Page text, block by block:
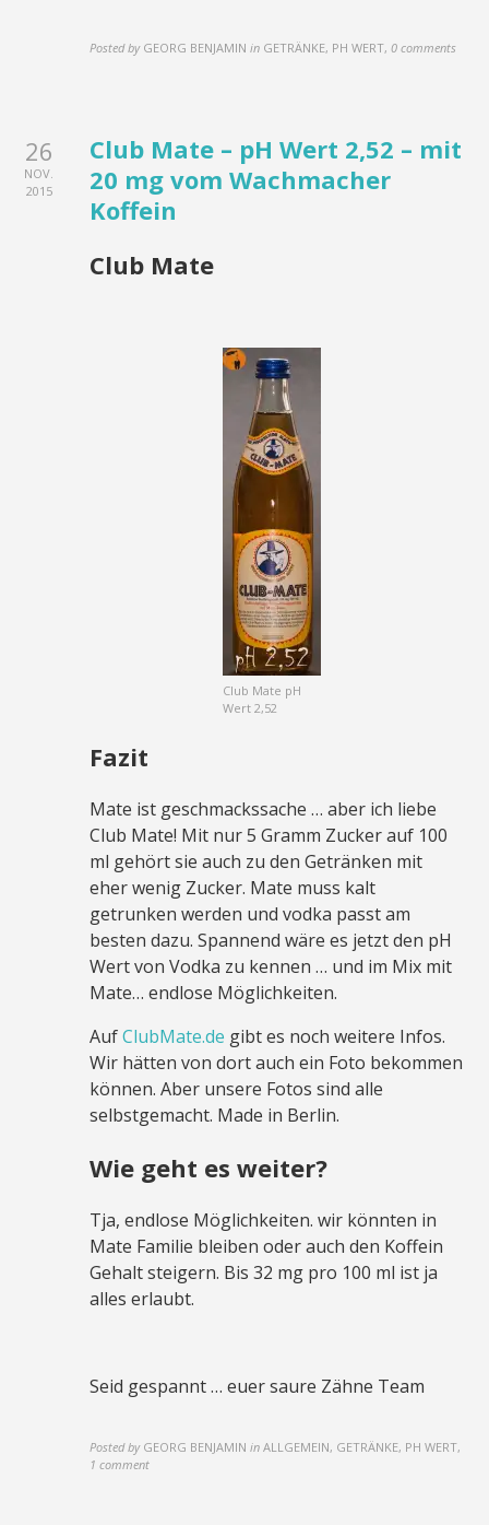
Posted by GEORG BENJAMIN in GETRÄNKE, PH WERT,0 comments
26
NOV.
2015
Club Mate – pH Wert 2,52 – mit
20 mg vom Wachmacher
Koffein
Club Mate
Club Mate pH
Wert 2,52
Fazit
Mate ist geschmackssache … aber ich liebe
Club Mate! Mit nur 5 Gramm Zucker auf 100
ml gehört sie auch zu den Getränken mit
eher wenig Zucker. Mate muss kalt
getrunken werden und vodka passt am
besten dazu. Spannend wäre es jetzt den pH
Wert von Vodka zu kennen … und im Mix mit
Mate… endlose Möglichkeiten.
AufClubMate.de gibt es noch weitere Infos.
Wir hätten von dort auch ein Foto bekommen
können. Aber unsere Fotos sind alle
selbstgemacht. Made in Berlin.
Wie geht es weiter?
Tja, endlose Möglichkeiten. wir könnten in
Mate Familie bleiben oder auch den Koffein
Gehalt steigern. Bis 32 mg pro 100 ml ist ja
alles erlaubt.
Seid gespannt … euer saure Zähne Team
Posted by GEORG BENJAMIN in ALLGEMEIN, GETRÄNKE, PH WERT,
1 comment